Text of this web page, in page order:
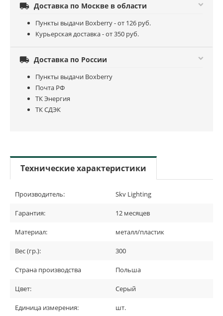
 Доставка по Москве в области
Пункты выдачи Boxberry - от 126 руб.
Курьерская доставка - от 350 руб.
 Доставка по России
Пункты выдачи Boxberry
Почта РФ
ТК Энергия
ТК СДЭК
Технические характеристики
Производитель: Skv Lighting
Гарантия: 12 месяцев
Материал: металл/пластик
Вес (гр.): 300
Страна производства Польша
Цвет: Серый
Единица измерения: шт.